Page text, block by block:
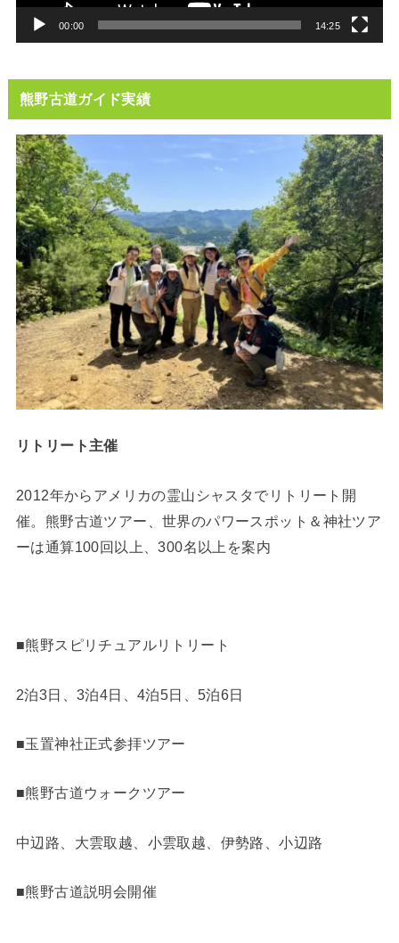
00:00 14:25
熊野古道ガイド実績
リトリート主催
2012年からアメリカの霊山シャスタでリトリート開
催。熊野古道ツアー、世界のパワースポット＆神社ツア
ーは通算100回以上、300名以上を案内
■熊野スピリチュアルリトリート
2泊3日、3泊4日、4泊5日、5泊6日
■玉置神社正式参拝ツアー
■熊野古道ウォークツアー
中辺路、大雲取越、小雲取越、伊勢路、小辺路
■熊野古道説明会開催